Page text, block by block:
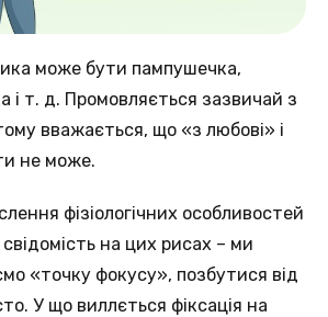
може бути пампушечка,
і т. д. Промовляється зазвичай з
вважається, що «з любові» і
не може.
фізіологічних особливостей
свідомість на цих рисах – ми
«точку фокусу», позбутися від
У що виллється фіксація на